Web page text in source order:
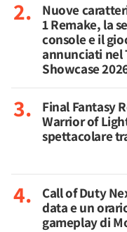
Nuove
1 Remake, la
console e il
annunciati nel
Showcase
Final Fantasy
Warrior of
spettacolare
Call of Duty
data e un
gameplay di